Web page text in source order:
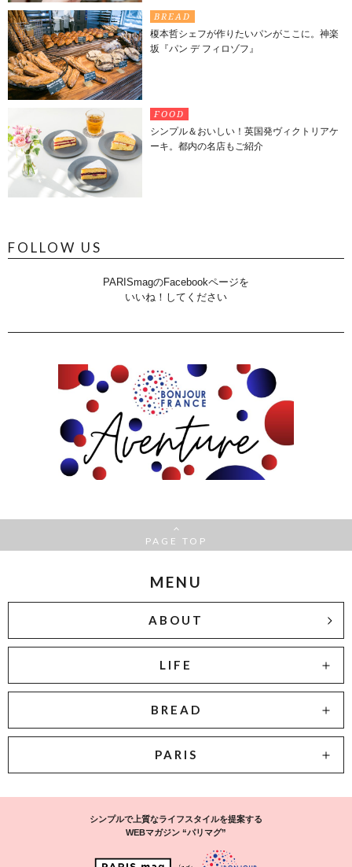
BREAD
榎本哲シェフが作りたいパンがここに。神楽
坂『パン デ フィロゾフ』
FOOD
シンプル＆おいしい！英国発ヴィクトリアケ
ーキ。都内の名店もご紹介
FOLLOW US
PARISmagのFacebookページを
いいね！してください
PAGE TOP
MENU
ABOUT
LIFE
BREAD
PARIS
シンプルで上質なライフスタイルを提案する
WEBマガジン “パリマグ”